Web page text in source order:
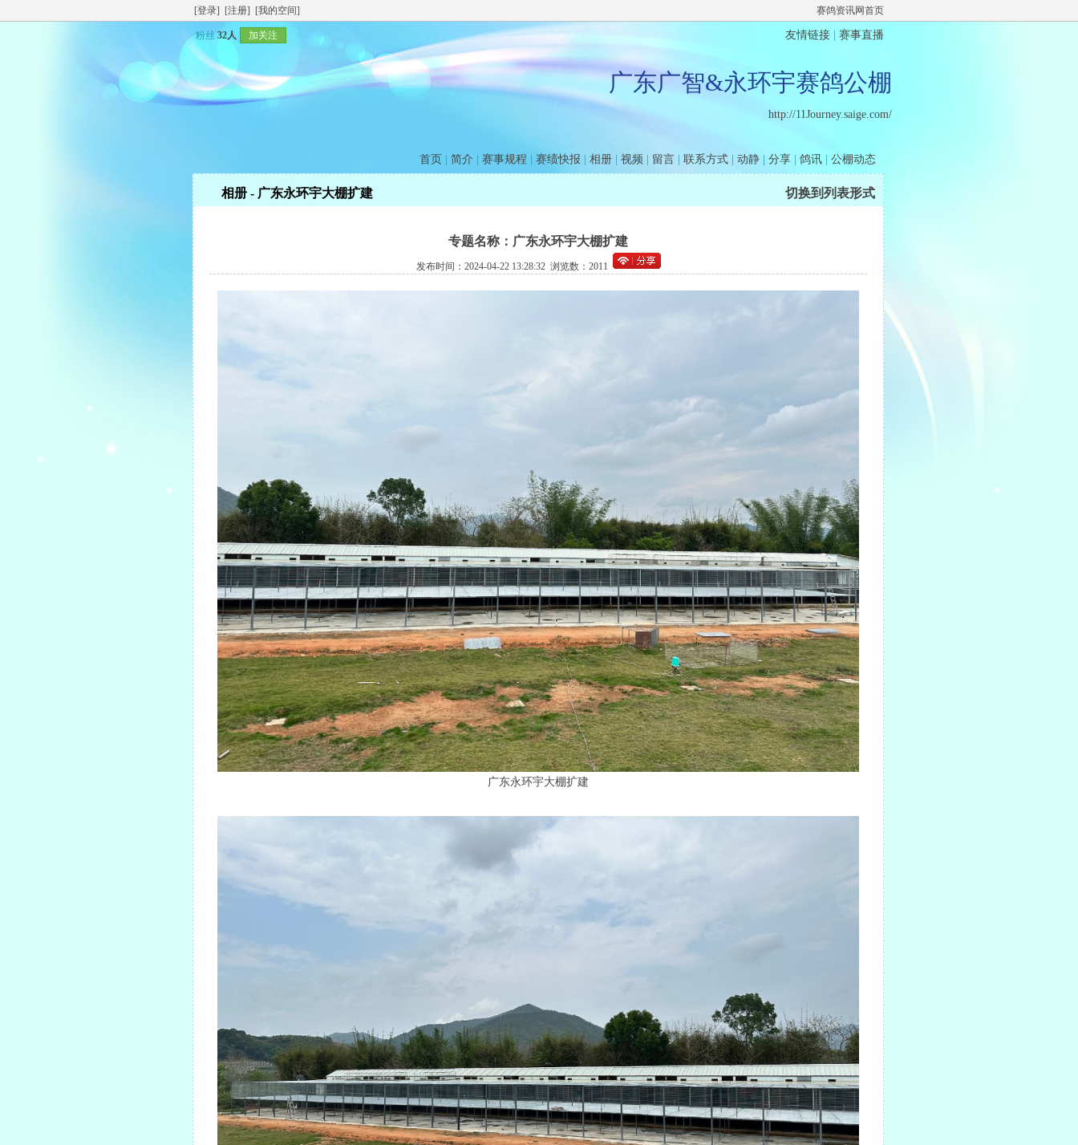
[登录] [注册] [我的空间] 赛鸽资讯网首页
粉丝32人 加关注 友情链接 赛事直播
广东广智&永环宇赛鸽公棚
http://11Journey.saige.com/
首页 简介 赛事规程 赛绩快报 相册 视频 留言 联系方式 动静 分享 鸽讯 公棚动态
相册 - 广东永环宇大棚扩建 切换到列表形式
专题名称：广东永环宇大棚扩建
发布时间：2024-04-22 13:28:32 浏览数：2011
广东永环宇大棚扩建